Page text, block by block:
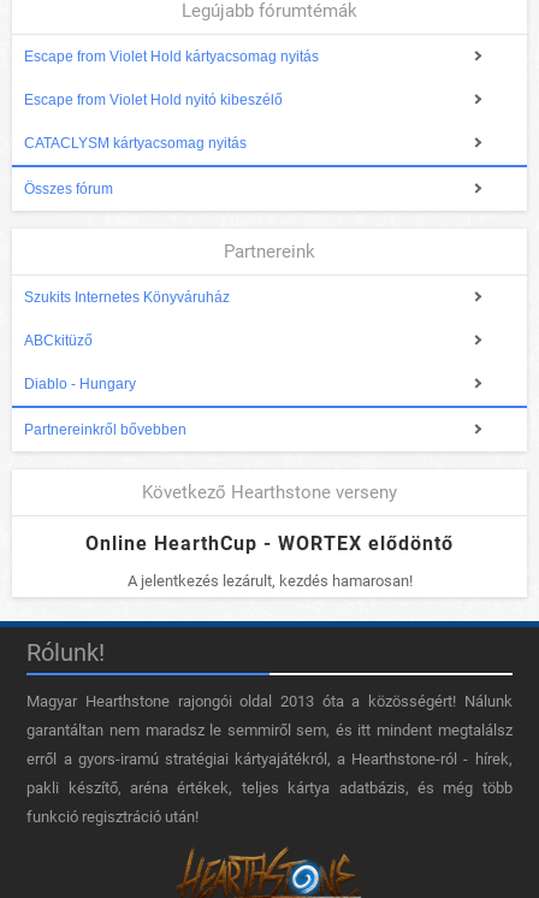
Legújabb fórumtémák
Escape from Violet Hold kártyacsomag nyitás
Escape from Violet Hold nyitó kibeszélő
CATACLYSM kártyacsomag nyitás
Összes fórum
Partnereink
Szukits Internetes Könyváruház
ABCkitüző
Diablo - Hungary
Partnereinkről bővebben
Következő Hearthstone verseny
Online HearthCup - WORTEX elődöntő
A jelentkezés lezárult, kezdés hamarosan!
Rólunk!
Magyar Hearthstone​ rajongói oldal 2013 óta a közösségért! Nálunk
garantáltan nem maradsz le semmiről sem, és itt mindent megtalálsz
erről a gyors-iramú stratégiai kártyajátékról, a Hearthstone-ról - hírek,
pakli készítő, aréna értékek, teljes kártya adatbázis, és még több
funkció regisztráció után!